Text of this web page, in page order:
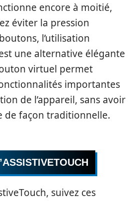
encore à moitié,
éviter la pression
l’utilisation
une alternative élégante
virtuel permet
importantes
de l’appareil, sans avoir
de façon traditionnelle.
suivez ces